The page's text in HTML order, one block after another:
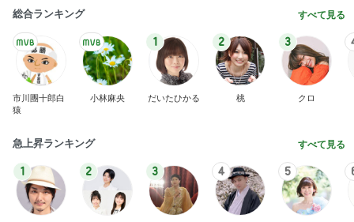
総合ランキング すべて見る
市川團十郎白
猿
小林麻央
1
だいたひかる
2
桃
3
クロ
急上昇ランキング すべて見る
1 2 3 4 5